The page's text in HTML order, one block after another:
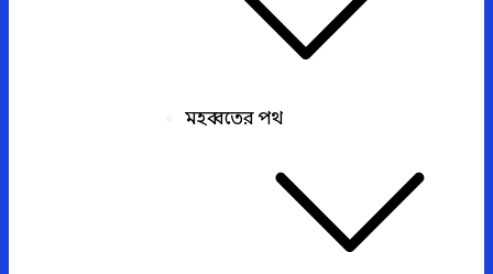
মহব্বতের পথ